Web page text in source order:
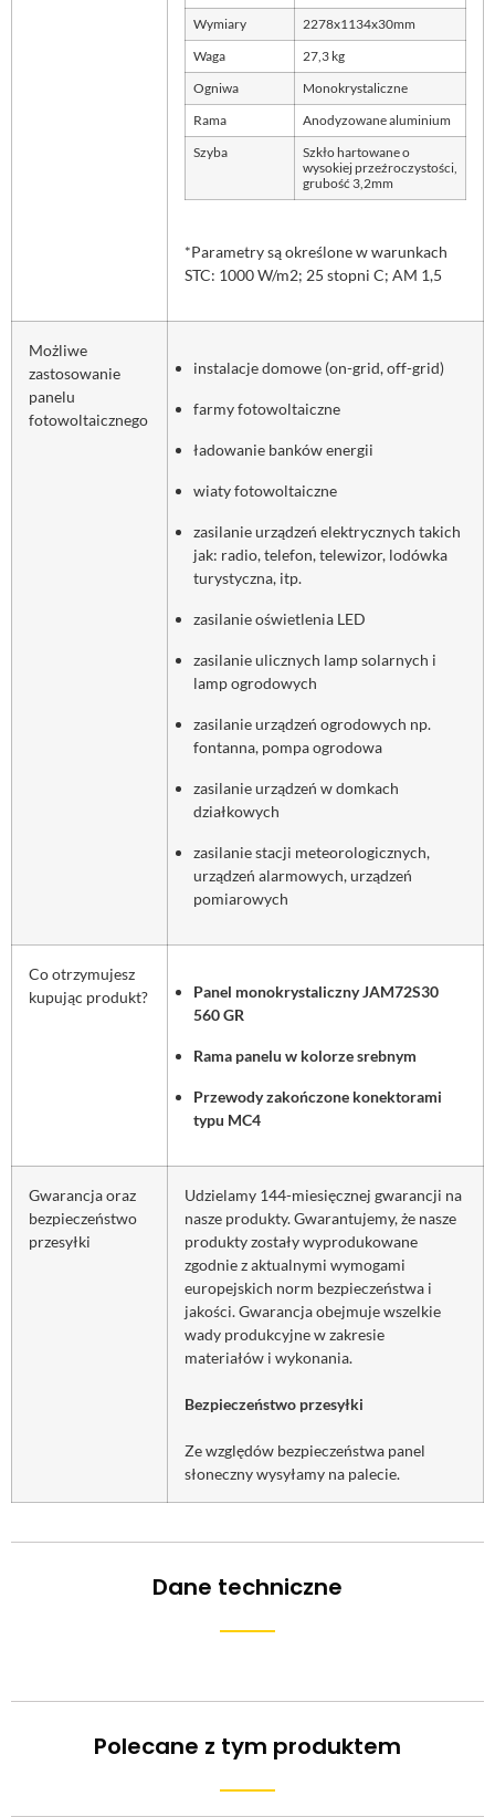
Wymiary 2278x1134x30mm
Waga 27,3 kg
Ogniwa Monokrystaliczne
Rama Anodyzowane aluminium
Szyba
Szkło hartowane o
wysokiej przeźroczystości,
grubość 3,2mm
*Parametry są określone w warunkach
STC: 1000 W/m2; 25 stopni C; AM 1,5
Możliwe
zastosowanie
panelu
fotowoltaicznego
instalacje domowe (on-grid, off-grid)
farmy fotowoltaiczne
ładowanie banków energii
wiaty fotowoltaiczne
zasilanie urządzeń elektrycznych takich
jak: radio, telefon, telewizor, lodówka
turystyczna, itp.
zasilanie oświetlenia LED
zasilanie ulicznych lamp solarnych i
lamp ogrodowych
zasilanie urządzeń ogrodowych np.
fontanna, pompa ogrodowa
zasilanie urządzeń w domkach
działkowych
zasilanie stacji meteorologicznych,
urządzeń alarmowych, urządzeń
pomiarowych
Co otrzymujesz
kupując produkt?
Panel monokrystaliczny JAM72S30
560 GR
Rama panelu w kolorze srebnym
Przewody zakończone konektorami
typu MC4
Gwarancja oraz
bezpieczeństwo
przesyłki
Udzielamy 144-miesięcznej gwarancji na
nasze produkty. Gwarantujemy, że nasze
produkty zostały wyprodukowane
zgodnie z aktualnymi wymogami
europejskich norm bezpieczeństwa i
jakości. Gwarancja obejmuje wszelkie
wady produkcyjne w zakresie
materiałów i wykonania.
Bezpieczeństwo przesyłki
Ze względów bezpieczeństwa panel
słoneczny wysyłamy na palecie.
Dane techniczne
Polecane z tym produktem